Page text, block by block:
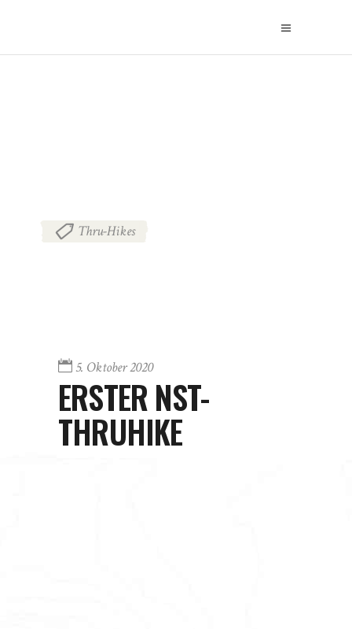
Thru-Hikes
5. Oktober 2020
ERSTER NST-
THRUHIKE